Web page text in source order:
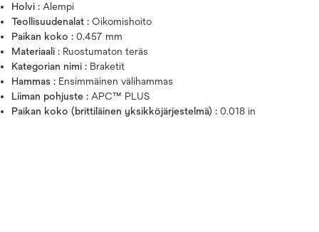
Holvi : Alempi
Teollisuudenalat :Oikomishoito
Paikan koko :0.457 mm
Materiaali : Ruostumaton teräs
Kategorian nimi : Braketit
Hammas : Ensimmäinen välihammas
Liiman pohjuste : APC™ PLUS
Paikan koko (brittiläinen yksikköjärjestelmä) :0.018 in